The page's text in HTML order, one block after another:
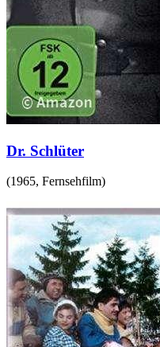
Dr. Schlüter
(1965, Fernsehfilm)